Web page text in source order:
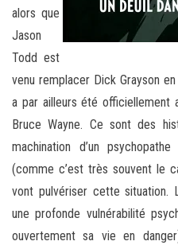
alors que
Jason
Todd est
venu remplacer Dick Grayson
a par ailleurs été officiellement
Bruce Wayne. Ce sont des
machination d’un
(comme c’est très souvent le
vont pulvériser cette situation.
une profonde vulnérabilité
ouvertement sa vie en